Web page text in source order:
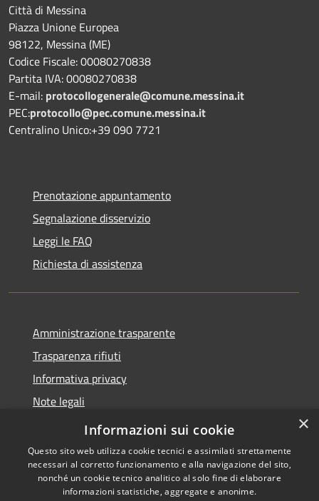
Città di Messina
Piazza Unione Europea
98122, Messina (ME)
Codice Fiscale: 00080270838
Partita IVA: 00080270838
E-mail: protocollogenerale@comune.messina.it
PEC:protocollo@pec.comune.messina.it
Centralino Unico:+39 090 7721
Prenotazione appuntamento
Segnalazione disservizio
Leggi le FAQ
Richiesta di assistenza
Amministrazione trasparente
Trasparenza rifiuti
Informativa privacy
Note legali
Dichiarazione di accessibilità
Copyright © 2026 • Città di
×
Informazioni sui cookie
Questo sito web utilizza cookie tecnici e assimilati strettamente
necessari al corretto funzionamento e alla navigazione del sito,
nonché un cookie tecnico analitico al solo fine di elaborare
informazioni statistiche, aggregate e anonime.